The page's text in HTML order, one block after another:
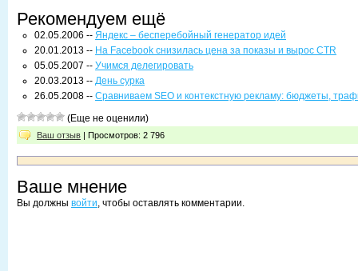
Рекомендуем ещё
02.05.2006 -- Яндекс – бесперебойный генератор идей
20.01.2013 -- На Facebook снизилась цена за показы и вырос CTR
05.05.2007 -- Учимся делегировать
20.03.2013 -- День сурка
26.05.2008 -- Сравниваем SEO и контекстную рекламу: бюджеты,
(Еще не оценили)
Ваш отзыв | Просмотров: 2 796
Ваше мнение
Вы должны войти, чтобы оставлять комментарии.